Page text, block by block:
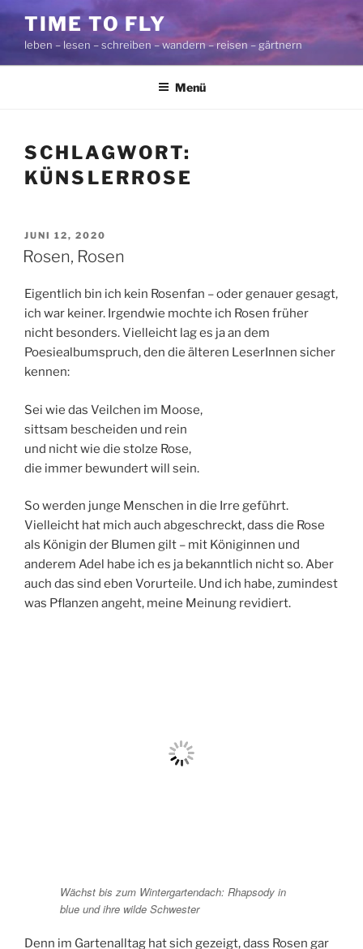
Zum
Inhalt
springen
TIME TO FLY
leben – lesen – schreiben – wandern – reisen – gärtnern
Menü
SCHLAGWORT:
KÜNSLERROSE
VERÖFFENTLICHT
AM
JUNI 12, 2020
Rosen, Rosen
Eigentlich bin ich kein Rosenfan – oder genauer gesagt,
ich war keiner. Irgendwie mochte ich Rosen früher
nicht besonders. Vielleicht lag es ja an dem
Poesiealbumspruch, den die älteren LeserInnen sicher
kennen:
Sei wie das Veilchen im Moose,
sittsam bescheiden und rein
und nicht wie die stolze Rose,
die immer bewundert will sein.
So werden junge Menschen in die Irre geführt.
Vielleicht hat mich auch abgeschreckt, dass die Rose
als Königin der Blumen gilt – mit Königinnen und
anderem Adel habe ich es ja bekanntlich nicht so. Aber
auch das sind eben Vorurteile. Und ich habe, zumindest
was Pflanzen angeht, meine Meinung revidiert.
Wächst bis zum Wintergartendach: Rhapsody in
blue und ihre wilde Schwester
Denn im Gartenalltag hat sich gezeigt, dass Rosen gar